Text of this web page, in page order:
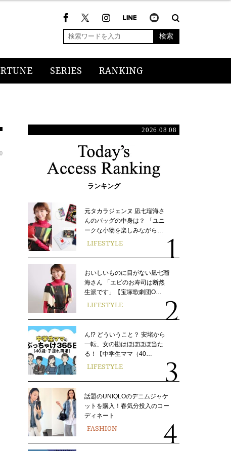
検索
SERIES RANKING
2026.08.08
ランキング
元タカラジェンヌ 凪七瑠海さ
んのバッグの中身は？ 「ユニ
ークな小物を楽しみながら…
LIFESTYLE
おいしいものに目がない凪七瑠
海さん 「エビのお寿司は断然
生派です」【宝塚歌劇団O…
LIFESTYLE
ん!? どういうこと？ 安堵から
一転、女の勘はほぼほぼ当た
る！【中学生ママ（40…
LIFESTYLE
話題のUNIQLOのデニムジャケ
ットを購入！春気分投入のコー
ディネート
FASHION